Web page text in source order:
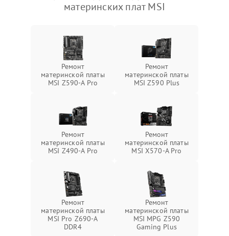
материнских плат MSI
Ремонт
материнской платы
MSI Z590-A Pro
Ремонт
материнской платы
MSI Z590 Plus
Ремонт
материнской платы
MSI Z490-A Pro
Ремонт
материнской платы
MSI X570-A Pro
Ремонт
материнской платы
MSI Pro Z690-A
DDR4
Ремонт
материнской платы
MSI MPG Z590
Gaming Plus